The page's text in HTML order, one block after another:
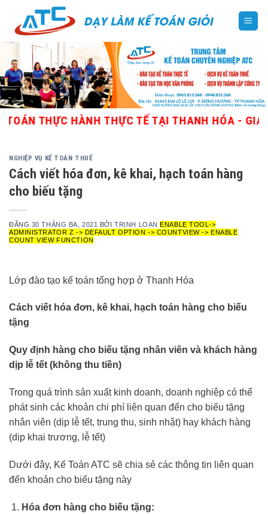
content
HÀNH THỰC TẾ TẠI THANH HÓA - GIÁO
NGHIỆP VỤ KẾ TOÁN THUẾ
Cách viết hóa đơn, kê khai, hạch toán hàng
cho biếu tặng
ĐĂNG 30 THÁNG BA, 2021 BỞITRỊNH LOAN ENABLE TOOL->
ADMINISTRATOR Z -> DEFAULT OPTION -> COUNTVIEW -> ENABLE
COUNT VIEW FUNCTION
Lớp đào tạo kế toán tổng hợp ở Thanh Hóa
Cách viết hóa đơn, kê khai, hạch toán hàng cho biếu
tặng
Quy định hàng cho biếu tặng nhân viên và khách hàng
dịp lễ tết (không thu tiền)
Trong quá trình sản xuất kinh doanh, doanh nghiệp có thể
phát sinh các khoản chi phí liên quan đến cho biếu tặng
nhân viên (dịp lễ tết, trung thu, sinh nhật) hay khách hàng
(dịp khai trương, lễ tết)
Dưới đây, Kế Toán ATC sẽ chia sẻ các thông tin liên quan
đến khoản cho biếu tặng này
Hóa đơn hàng cho biếu tặng: